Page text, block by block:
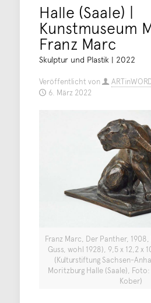
Halle (Saale) |
Kunstmuseum
Franz Marc
Skulptur und Plastik | 2022
Veröffentlicht von
6. März 2022
Franz Marc, Der Panther,
Guss, wohl 1928), 9,5 x 12,2 x
(Kulturstiftung Sachsen-
Moritzburg Halle (Saale),
Kober)